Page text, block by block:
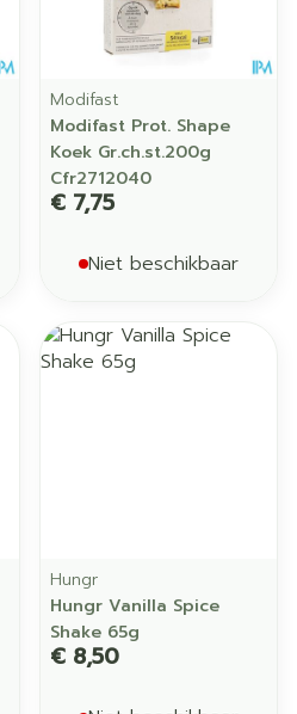
Modifast
Modifast Prot. Shape
Koek Gr.ch.st.200g
Cfr2712040
€ 7,75
Niet beschikbaar
Hungr
Hungr Vanilla Spice
Shake 65g
€ 8,50